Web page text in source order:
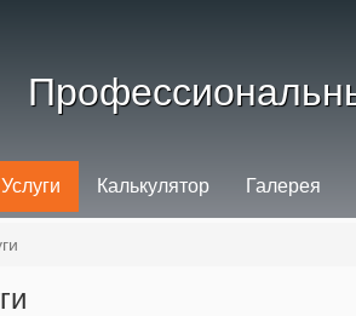
Услуги Калькулятор Галерея